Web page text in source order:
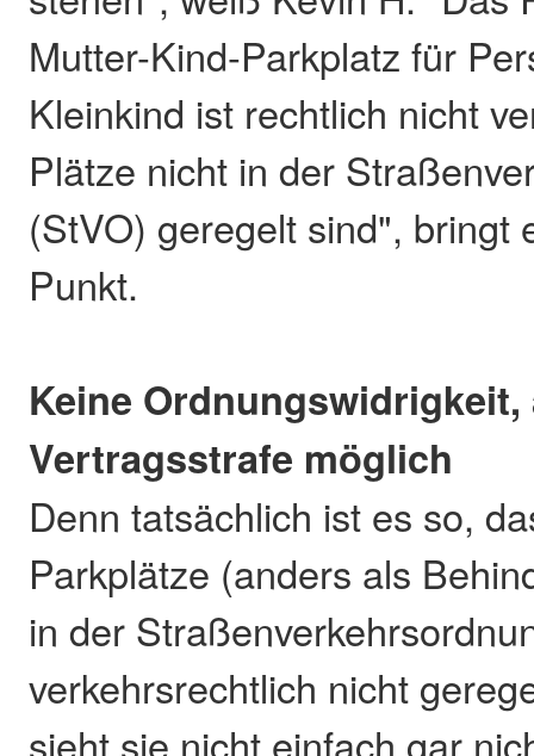
Mutter-Kind-Parkplatz für
Kleinkind ist rechtlich nicht
Plätze nicht in der
(StVO) geregelt sind", bringt
Punkt.
Keine Ordnungswidrigkeit,
Vertragsstrafe möglich
Denn tatsächlich ist es so,
Parkplätze (anders als
in der
verkehrsrechtlich nicht
sieht sie nicht einfach gar